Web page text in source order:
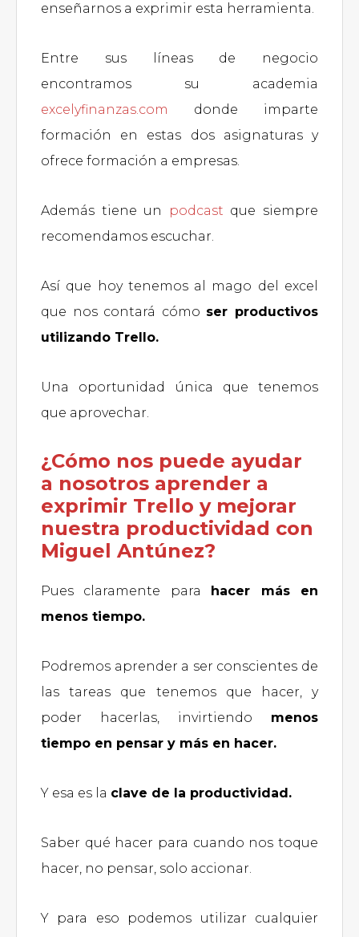
enseñarnos a exprimir esta herramienta.
Entre sus líneas de negocio
encontramos su academia
excelyfinanzas.com
donde imparte
formación en estas dos asignaturas y
ofrece formación a empresas.
Además tiene un podcast que siempre
recomendamos escuchar.
Así que hoy tenemos al mago del excel
que nos contará cómo ser productivos
utilizando Trello.
Una oportunidad única que tenemos
que aprovechar.
¿Cómo nos puede ayudar
a nosotros aprender a
exprimir Trello y mejorar
nuestra productividad con
Miguel Antúnez?
Pues claramente para hacer más en
menos tiempo.
Podremos aprender a ser conscientes de
las tareas que tenemos que hacer, y
poder hacerlas, invirtiendo menos
tiempo en pensar y más en hacer.
Y esa es la clave de la productividad.
Saber qué hacer para cuando nos toque
hacer, no pensar, solo accionar.
Y para eso podemos utilizar cualquier